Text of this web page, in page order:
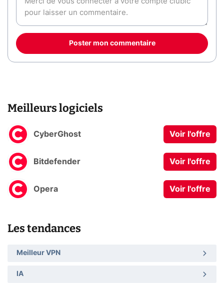
Poster mon commentaire
Meilleurs logiciels
CyberGhost Voir l'offre
Bitdefender Voir l'offre
Opera Voir l'offre
Les tendances
Meilleur VPN
IA